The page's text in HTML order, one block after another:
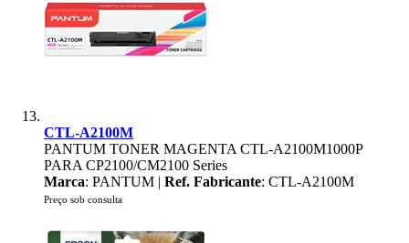
CTL-A2100M
PANTUM TONER MAGENTA CTL-A2100M1000P
PARA CP2100/CM2100 Series
Marca: PANTUM | Ref. Fabricante: CTL-A2100M
Preço sob consulta